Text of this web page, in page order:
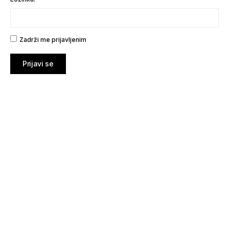
Zadrži me prijavljenim
Prijavi se